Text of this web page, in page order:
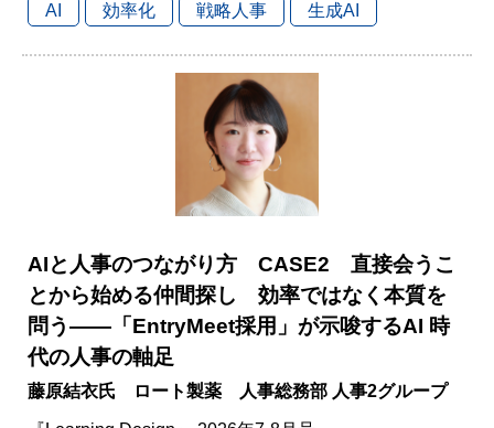
AI 効率化 戦略人事 生成AI
AIと人事のつながり方 CASE2 直接会うこ
とから始める仲間探し 効率ではなく本質を
問う――「EntryMeet採用」が示唆するAI 時
代の人事の軸足
藤原結衣氏 ロート製薬 人事総務部 人事2グループ